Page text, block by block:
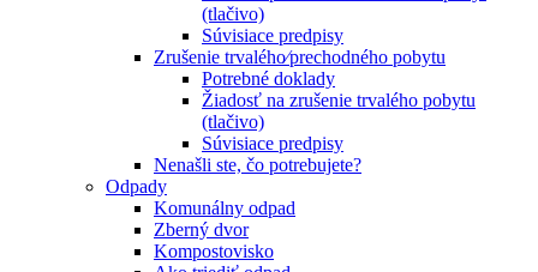
(tlačivo)
Súvisiace predpisy
Zrušenie trvalého⁄prechodného pobytu
Potrebné doklady
Žiadosť na zrušenie trvalého pobytu
(tlačivo)
Súvisiace predpisy
Nenašli ste, čo potrebujete?
Odpady
Komunálny odpad
Zberný dvor
Kompostovisko